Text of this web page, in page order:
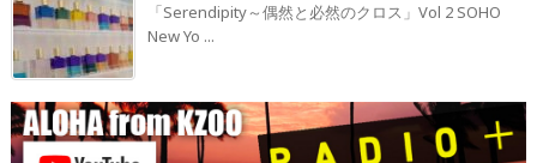
「Serendipity～偶然と必然のクロス」Vol 2 SOHO
New Yo ...